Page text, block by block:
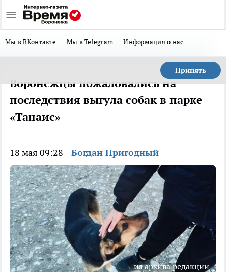
Мы в ВКонтакте Мы в Telegram Информация о нас
Принять
Воронежцы пожаловались на
последствия выгула собак в парке
«Танаис»
18 мая 09:28 Богдан Пригодный
из архива редакции